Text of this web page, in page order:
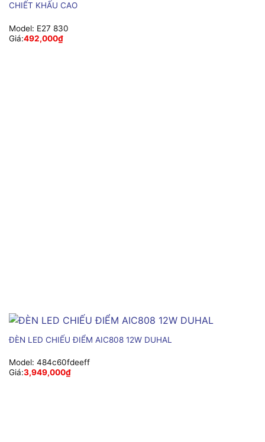
CHIẾT KHẤU CAO
Model: E27 830
Giá:492,000₫
ĐÈN LED CHIẾU ĐIỂM AIC808 12W DUHAL
Model: 484c60fdeeff
Giá:3,949,000₫